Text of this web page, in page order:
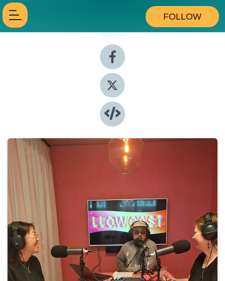
FOLLOW
Share